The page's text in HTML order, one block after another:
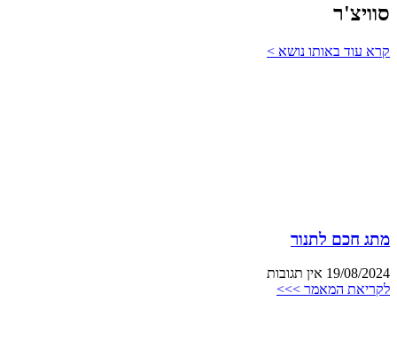
סוויצ'ר
קרא עוד באותו נושא >
מתג חכם לתנור
19/08/2024 אין תגובות
לקריאת המאמר >>>